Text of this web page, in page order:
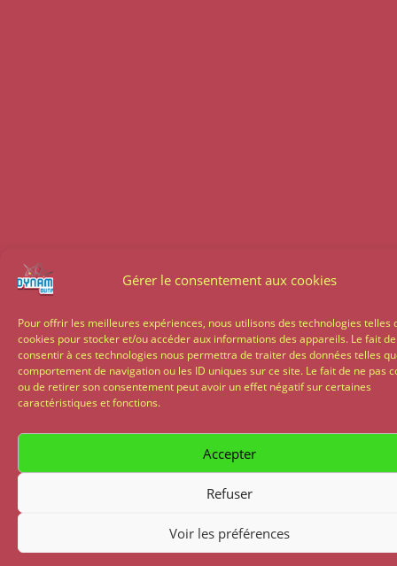
Gérer le consentement aux cookies
Pour offrir les meilleures expériences, nous utilisons des technologies telles
cookies pour stocker et/ou accéder aux informations des appareils. Le fait de
consentir à ces technologies nous permettra de traiter des données telles
comportement de navigation ou les ID uniques sur ce site. Le fait de ne pas
ou de retirer son consentement peut avoir un effet négatif sur certaines
caractéristiques et fonctions.
Accepter
Refuser
Voir les préférences